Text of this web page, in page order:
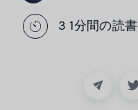
ブログ
3 1分間の読書